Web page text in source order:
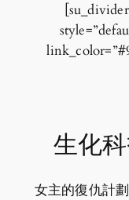
生化
女主的復仇計